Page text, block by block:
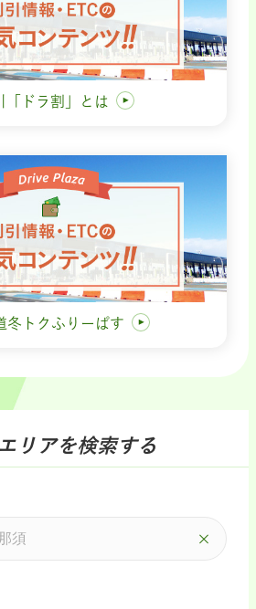
「ドラ割」とは
冬トクふりーぱす
リアを検索する